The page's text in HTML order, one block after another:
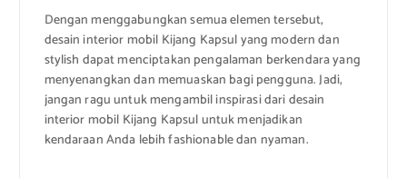
Dengan menggabungkan semua elemen tersebut,
desain interior mobil Kijang Kapsul yang modern dan
stylish dapat menciptakan pengalaman berkendara yang
menyenangkan dan memuaskan bagi pengguna. Jadi,
jangan ragu untuk mengambil inspirasi dari desain
interior mobil Kijang Kapsul untuk menjadikan
kendaraan Anda lebih fashionable dan nyaman.